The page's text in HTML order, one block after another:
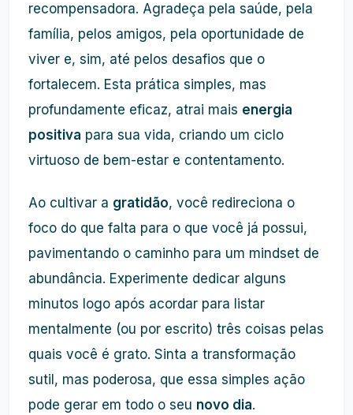
recompensadora. Agradeça pela saúde, pela
família, pelos amigos, pela oportunidade de
viver e, sim, até pelos desafios que o
fortalecem. Esta prática simples, mas
profundamente eficaz, atrai mais energia
positiva para sua vida, criando um ciclo
virtuoso de bem-estar e contentamento.
Ao cultivar a gratidão, você redireciona o
foco do que falta para o que você já possui,
pavimentando o caminho para um mindset de
abundância. Experimente dedicar alguns
minutos logo após acordar para listar
mentalmente (ou por escrito) três coisas pelas
quais você é grato. Sinta a transformação
sutil, mas poderosa, que essa simples ação
pode gerar em todo o seu novo dia.